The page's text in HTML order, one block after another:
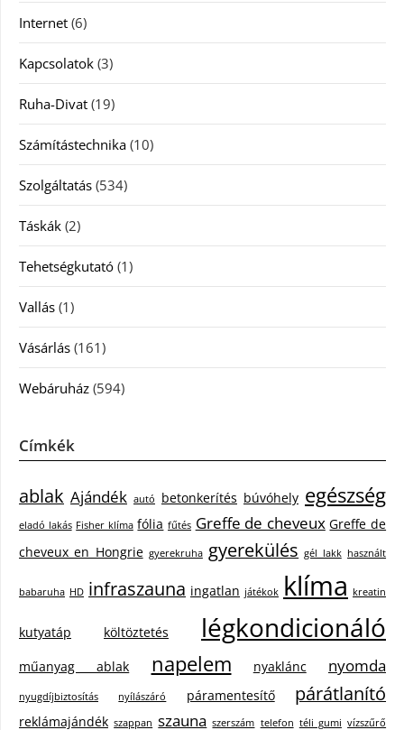
Internet (6)
Kapcsolatok (3)
Ruha-Divat (19)
Számítástechnika (10)
Szolgáltatás (534)
Táskák (2)
Tehetségkutató (1)
Vallás (1)
Vásárlás (161)
Webáruház (594)
Címkék
ablak Ajándék autó betonkerítés búvóhely egészség
eladó lakás Fisher klíma fólia fűtés Greffe de cheveux Greffe de
cheveux en Hongrie gyerekruha gyerekülés gél lakk használt
babaruha HD infraszauna ingatlan játékok klíma kreatin
kutyatáp költöztetés légkondicionáló
műanyag ablak napelem nyaklánc nyomda
nyugdíjbiztosítás nyílászáró páramentesítő párátlanító
reklámajándék szappan szauna szerszám telefon téli gumi vízszűrő